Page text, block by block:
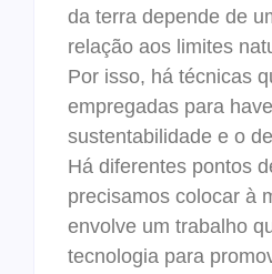
da terra depende de
relação aos limites
Por isso, há técnicas
empregadas para
sustentabilidade e o
Há diferentes pontos
precisamos colocar à
envolve um trabalho
tecnologia para